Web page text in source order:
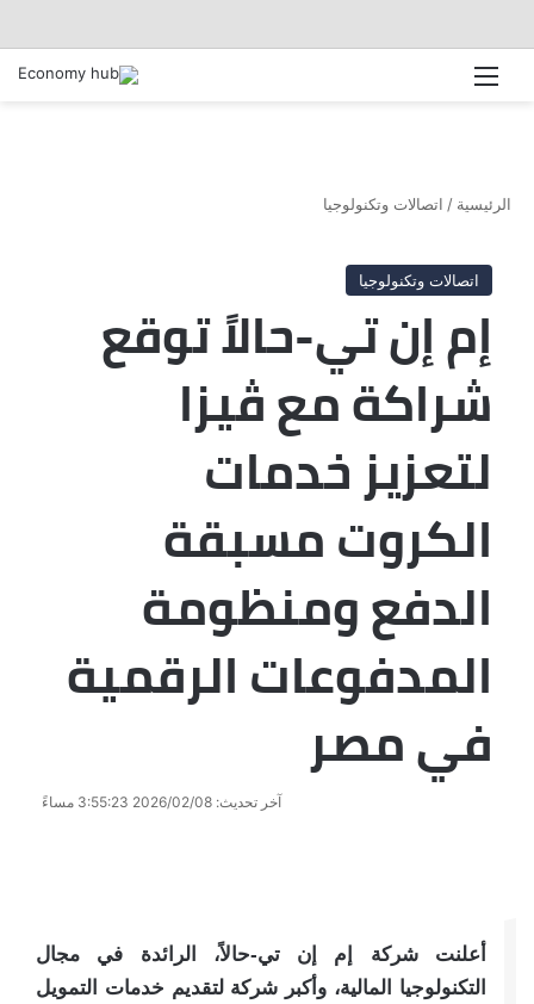
الرئيسية / اتصالات وتكنولوجيا
اتصالات وتكنولوجيا
إم إن تي-حالاً توقع
شراكة مع ڤيزا
لتعزيز خدمات
الكروت مسبقة
الدفع ومنظومة
المدفوعات الرقمية
في مصر
آخر تحديث: 2026/02/08 3:55:23 مساءً
أعلنت شركة إم إن تي-حالاً، الرائدة في مجال
التكنولوجيا المالية، وأكبر شركة لتقديم خدمات التمويل